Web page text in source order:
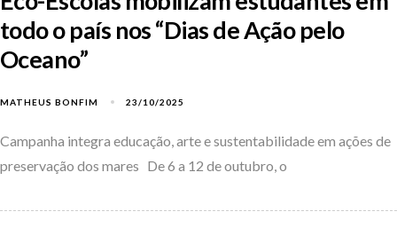
todo o país nos “Dias de Ação pelo
Oceano”
MATHEUS BONFIM 23/10/2025
Campanha integra educação, arte e sustentabilidade em ações de
preservação dos mares De 6 a 12 de outubro, o